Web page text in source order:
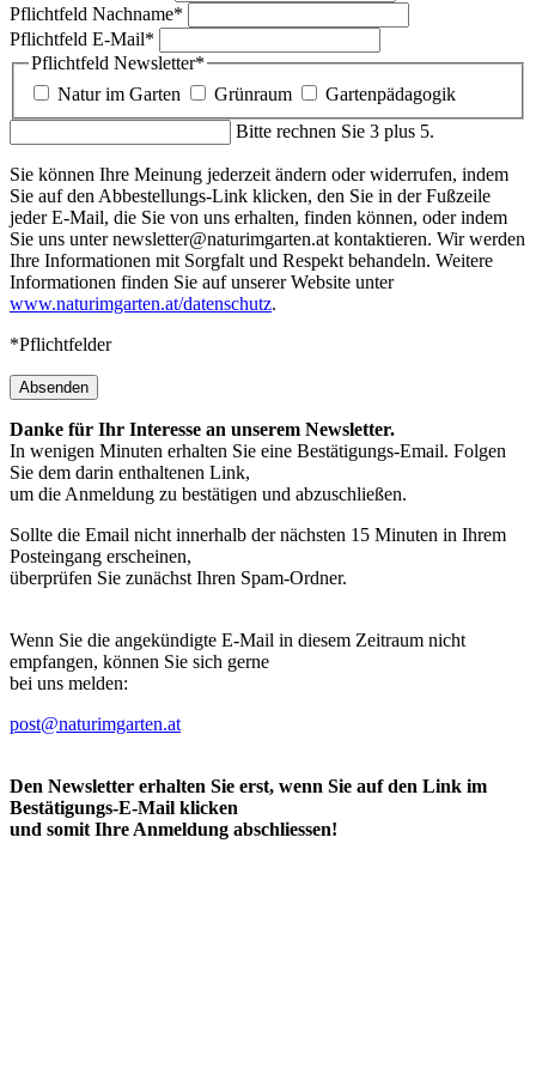
Pflichtfeld Nachname*
Pflichtfeld E-Mail*
Pflichtfeld Newsletter*
Natur im Garten
Grünraum
Gartenpädagogik
Bitte rechnen Sie 3 plus 5.
Sie können Ihre Meinung jederzeit ändern oder widerrufen, indem
Sie auf den Abbestellungs-Link klicken, den Sie in der Fußzeile
jeder E-Mail, die Sie von uns erhalten, finden können, oder indem
Sie uns unter newsletter@naturimgarten.at kontaktieren. Wir werden
Ihre Informationen mit Sorgfalt und Respekt behandeln. Weitere
Informationen finden Sie auf unserer Website unter
www.naturimgarten.at/datenschutz.
*Pflichtfelder
Absenden
Danke für Ihr Interesse an unserem Newsletter.
In wenigen Minuten erhalten Sie eine Bestätigungs-Email. Folgen
Sie dem darin enthaltenen Link,
um die Anmeldung zu bestätigen und abzuschließen.
Sollte die Email nicht innerhalb der nächsten 15 Minuten in Ihrem
Posteingang erscheinen,
überprüfen Sie zunächst Ihren Spam-Ordner.
Wenn Sie die angekündigte E-Mail in diesem Zeitraum nicht
empfangen, können Sie sich gerne
bei uns melden:
post@naturimgarten.at
Den Newsletter erhalten Sie erst, wenn Sie auf den Link im
Bestätigungs-E-Mail klicken
und somit Ihre Anmeldung abschliessen!